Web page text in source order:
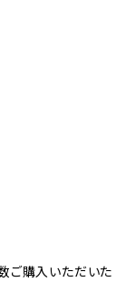
ご購入いただいた